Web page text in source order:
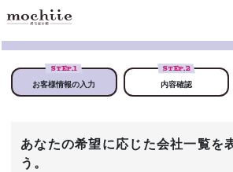
STEP.1
お客様情報の入力
STEP.2
内容確認
あなたの希望に応じた会社一覧を
う。